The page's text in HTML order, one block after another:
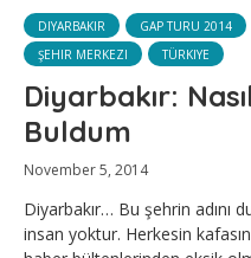
DIYARBAKIR GAP TURU 2014
ŞEHIR MERKEZI
TÜRKIYE
Diyarbakır:
Buldum
November 5, 2014
Diyarbakır… Bu şehrin adını
insan yoktur. Herkesin